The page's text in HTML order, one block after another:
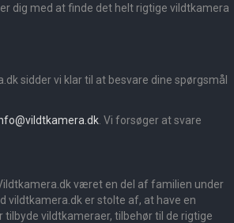
dig med at finde det helt rigtige vildtkamera
sidder vi klar til at besvare dine spørgsmål
. Vi forsøger at svare
været en del af familien under
vildtkamera.dk er stolte af, at have en
tilbyde vildtkameraer, tilbehør til de rigtige